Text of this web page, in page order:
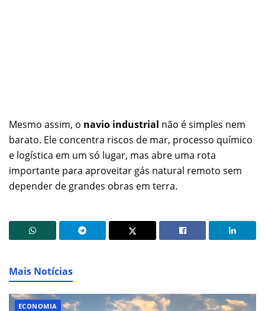
Mesmo assim, o navio industrial não é simples nem
barato. Ele concentra riscos de mar, processo químico
e logística em um só lugar, mas abre uma rota
importante para aproveitar gás natural remoto sem
depender de grandes obras em terra.
Mais Notícias
ECONOMIA